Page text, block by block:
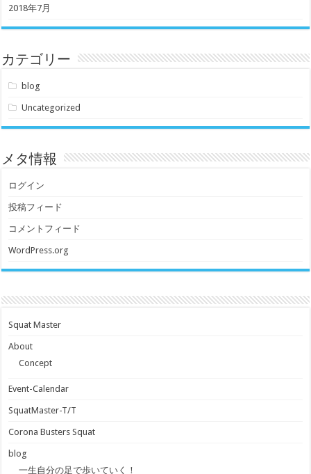
2018年7月
カテゴリー
blog
Uncategorized
メタ情報
ログイン
投稿フィード
コメントフィード
WordPress.org
Squat Master
About
Concept
Event-Calendar
SquatMaster-T/T
Corona Busters Squat
blog
一生自分の足で歩いていく！